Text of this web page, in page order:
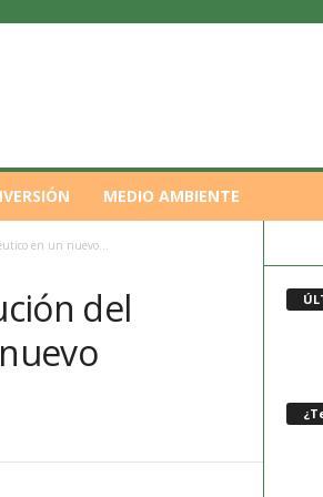
MEDIO AMBIENTE
en un nuevo...
del